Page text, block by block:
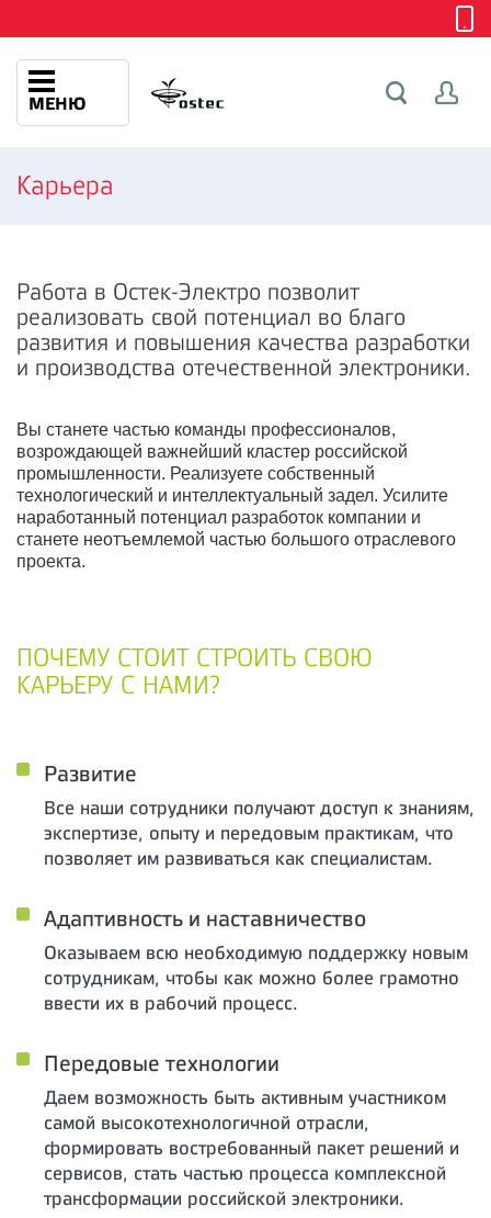
МЕНЮ
Карьера
Работа в Остек-Электро позволит
реализовать свой потенциал во благо
развития и повышения качества разработки
и производства отечественной электроники.
Вы станете частью команды профессионалов,
возрождающей важнейший кластер российской
промышленности. Реализуете собственный
технологический и интеллектуальный задел. Усилите
наработанный потенциал разработок компании и
станете неотъемлемой частью большого отраслевого
проекта.
ПОЧЕМУ СТОИТ СТРОИТЬ СВОЮ
КАРЬЕРУ С НАМИ?
Развитие
Все наши сотрудники получают доступ к знаниям,
экспертизе, опыту и передовым практикам, что
позволяет им развиваться как специалистам.
Адаптивность и наставничество
Оказываем всю необходимую поддержку новым
сотрудникам, чтобы как можно более грамотно
ввести их в рабочий процесс.
Передовые технологии
Даем возможность быть активным участником
самой высокотехнологичной отрасли,
формировать востребованный пакет решений и
сервисов, стать частью процесса комплексной
трансформации российской электроники.